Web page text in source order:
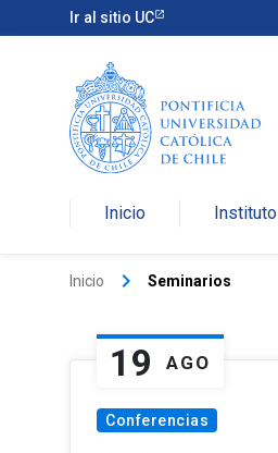
Ir al sitio UC
Inicio Instituto
Inicio keyboard_arrow_right Seminarios
19 AGO
Conferencias